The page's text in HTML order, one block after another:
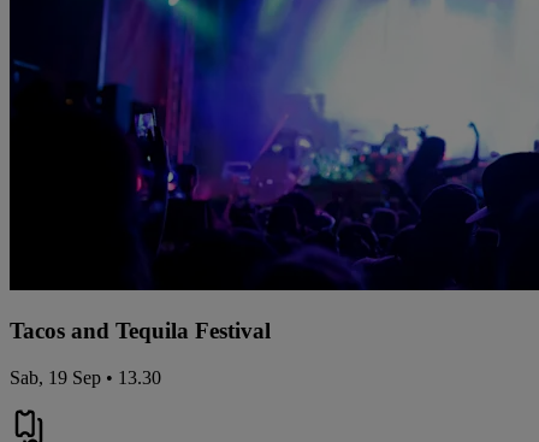
Tacos and Tequila Festival
Sab, 19 Sep • 13.30